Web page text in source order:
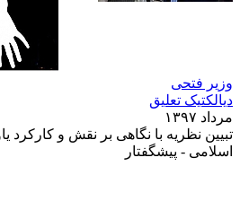
وزیر فتحی
دیالکتیک تعلیق
مرداد ۱۳۹۷
تبیین نظریه با نگاهی بر نقش و کارکرد
اسلامی - پیشگفتار